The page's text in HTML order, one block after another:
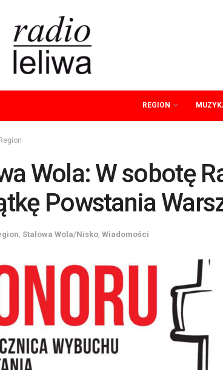
REGION
Region
Wola: W sobotę
Powstania
Stalowa Wola/Nisko Wiadomości